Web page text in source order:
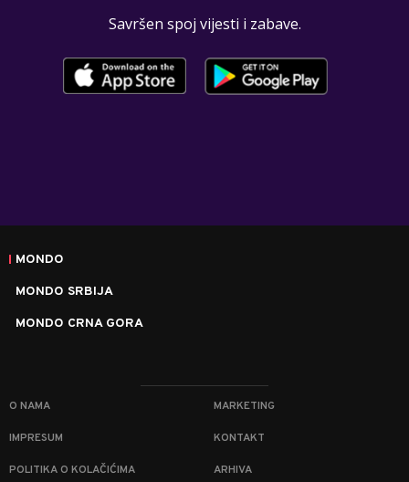
Savršen spoj vijesti i zabave.
MONDO
MONDO SRBIJA
MONDO CRNA GORA
O NAMA MARKETING
IMPRESUM KONTAKT
POLITIKA O KOLAČIĆIMA ARHIVA